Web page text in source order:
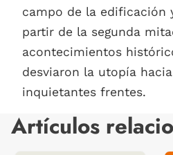
campo de la edificación
partir de la segunda
acontecimientos
desviaron la utopía
inquietantes frentes.
Artículos